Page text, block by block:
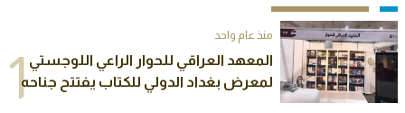
منذ عام واحد
1المعهد العراقي للحوار الراعي اللوجستي
لمعرض بغداد الدولي للكتاب يفتتح جناحه